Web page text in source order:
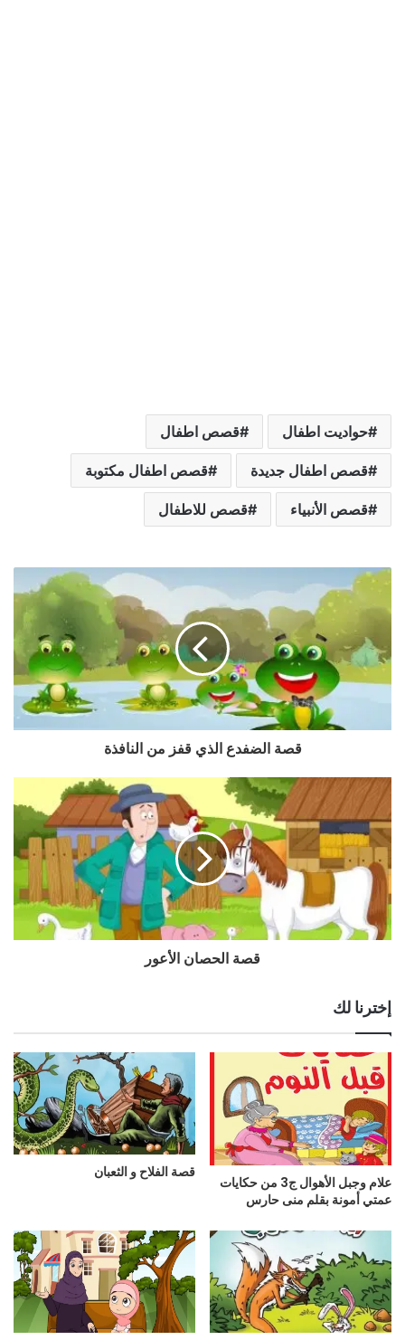
حواديت اطفال قصص اطفال
قصص اطفال جديدة قصص اطفال مكتوبة
قصص الأنبياء قصص للاطفال
قصة الضفدع الذي قفز من النافذة
قصة الحصان الأعور
إخترنا لك
علام وجبل الأهوال ج3 من حكايات
عمتي أمونة بقلم منى حارس
قصة الفلاح و الثعبان